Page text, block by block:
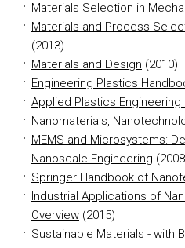
Materials Selection in
Materials and Process
(2013)
Materials and Design (2010)
Engineering Plastics
Applied Plastics Engineering
Nanomaterials,
MEMS and Microsystems:
Nanoscale Engineering
Springer Handbook of
Industrial Applications of
Overview (2015)
Sustainable Materials - with